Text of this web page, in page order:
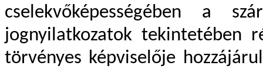
cselekvőképességében a
jognyilatkozatok tekintetében
törvényes képviselője